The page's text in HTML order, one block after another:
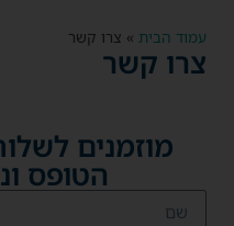
עמוד הבית » צרו קשר
צרו קשר
מוזמנים
הטופס